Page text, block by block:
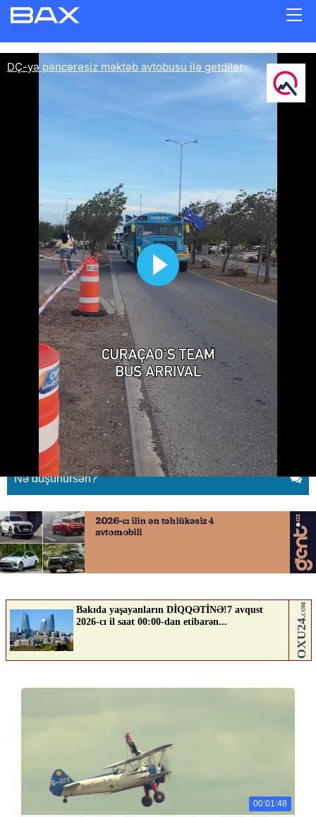
DÇ-yə pəncərəsiz məktəb
avtobusu ilə getdilər
07.06.2026
QAFQAZINFO.AZ ABUNƏ OL
Nə düşünürsən?
00:01:48